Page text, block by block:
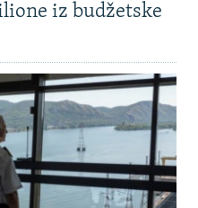
iz budžetske